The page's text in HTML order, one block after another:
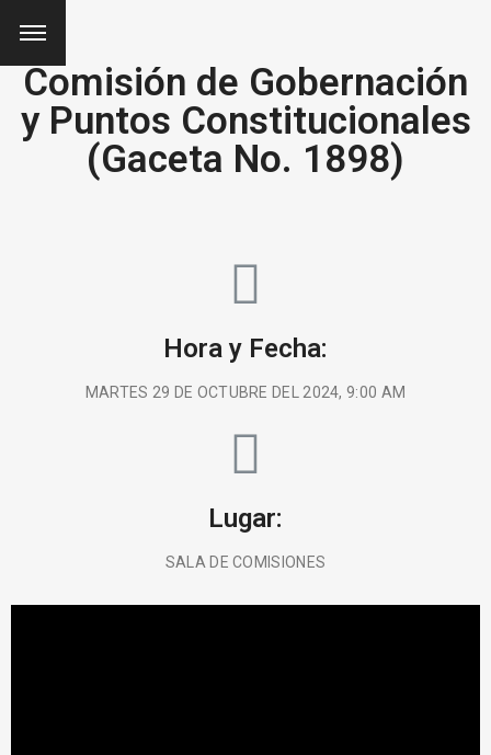
Comisión de Gobernación
y Puntos Constitucionales
(Gaceta No. 1898)
Hora y Fecha:
MARTES 29 DE OCTUBRE DEL 2024, 9:00 AM
Lugar:
SALA DE COMISIONES